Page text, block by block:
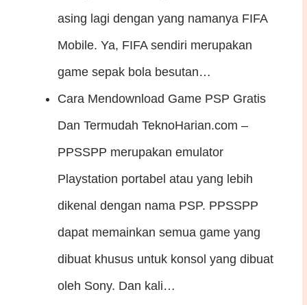
asing lagi dengan yang namanya FIFA
Mobile. Ya, FIFA sendiri merupakan
game sepak bola besutan…
Cara Mendownload Game PSP Gratis
Dan Termudah TeknoHarian.com –
PPSSPP merupakan emulator
Playstation portabel atau yang lebih
dikenal dengan nama PSP. PPSSPP
dapat memainkan semua game yang
dibuat khusus untuk konsol yang dibuat
oleh Sony. Dan kali…